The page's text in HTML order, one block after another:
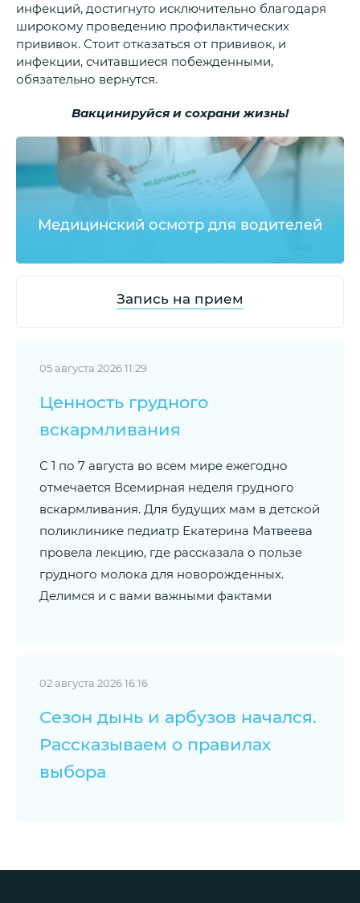
инфекций, достигнуто исключительно благодаря
широкому проведению профилактических
прививок. Стоит отказаться от прививок, и
инфекции, считавшиеся побежденными,
обязательно вернутся.
Вакцинируйся и сохрани жизнь!
Медицинский осмотр для водителей
Запись на прием
05 августа 2026 11:29
Ценность грудного
вскармливания
С 1 по 7 августа во всем мире ежегодно
отмечается Всемирная неделя грудного
вскармливания. Для будущих мам в детской
поликлинике педиатр Екатерина Матвеева
провела лекцию, где рассказала о пользе
грудного молока для новорожденных.
Делимся и с вами важными фактами
02 августа 2026 16:16
Сезон дынь и арбузов начался.
Рассказываем о правилах
выбора